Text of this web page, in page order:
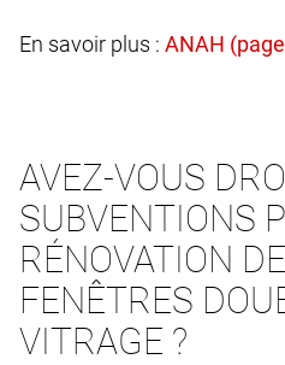
En savoir plus :
AVEZ-VOUS
SUBVENTIONS
RÉNOVATION
FENÊTRES
VITRAGE ?